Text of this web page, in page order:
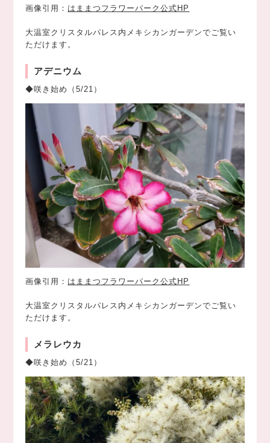
画像引用： はままつフラワーパーク公式HP
大温室クリスタルパレス内メキシカンガーデンでご覧い
ただけます。
アデニウム
◆咲き始め（5/21）
画像引用： はままつフラワーパーク公式HP
大温室クリスタルパレス内メキシカンガーデンでご覧い
ただけます。
メラレウカ
◆咲き始め（5/21）